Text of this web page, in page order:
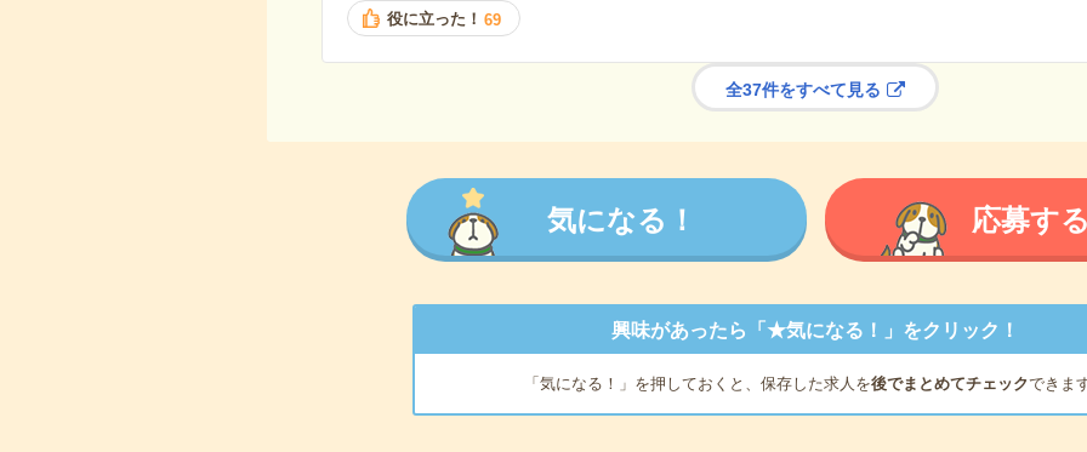
役に立った！ 69
全37件をすべて見る
気になる！ 応募す
興味があったら「★気になる！」をクリック！
「気になる！」を押しておくと、保存した求人を後でまとめてチェックできま